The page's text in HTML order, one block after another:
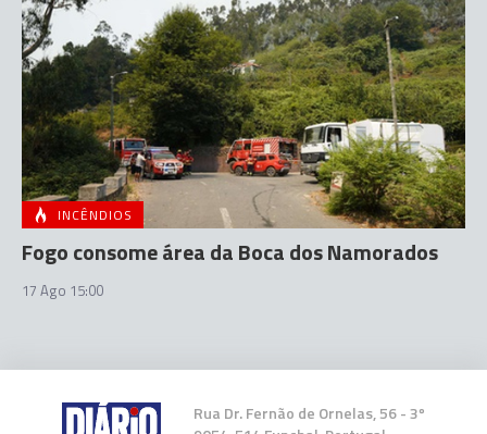
INCÊNDIOS
Fogo consome área da Boca dos Namorados
17 Ago 15:00
Rua Dr. Fernão de Ornelas, 56 - 3º